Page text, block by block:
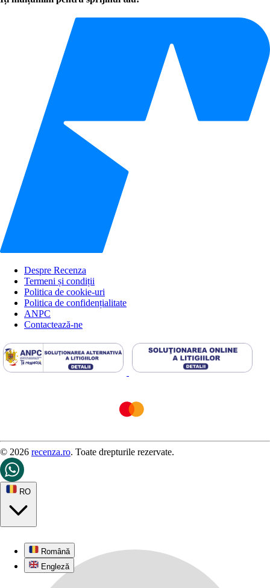
Despre Recenza
Termeni și condiții
Politica de cookie-uri
Politica de confidențialitate
ANPC
Contactează-ne
© 2026 recenza.ro. Toate drepturile rezervate.
RO
Română
Engleză